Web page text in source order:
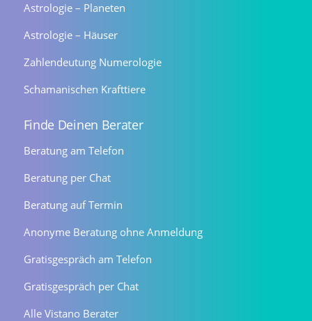
Astrologie – Planeten
Astrologie – Häuser
Zahlendeutung Numerologie
Schamanischen Krafttiere
Finde Deinen Berater
Beratung am Telefon
Beratung per Chat
Beratung auf Termin
Anonyme Beratung ohne Anmeldung
Gratisgespräch am Telefon
Gratisgespräch per Chat
Alle Vistano Berater